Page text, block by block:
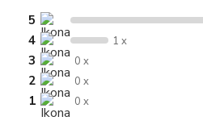
5
4 1 x
3 0 x
2 0 x
1 0 x